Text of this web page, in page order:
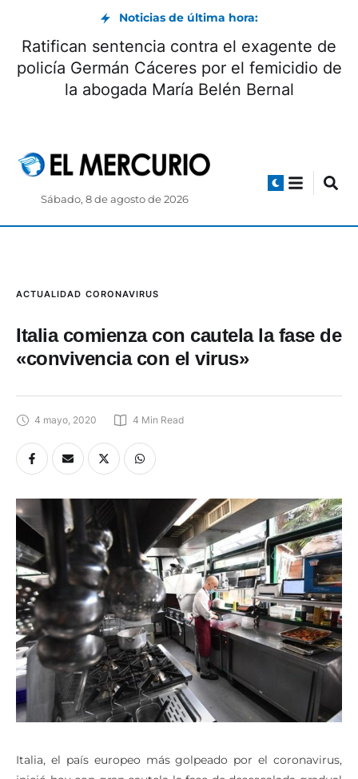
Noticias de última hora:
la Cerveza: beneficios y
origen
Ratifican
policía Germán
la
Italia comienza con cautela la fase de
«convivencia con el virus»
inició hoy con gran cautela la fase de desescalada gradual